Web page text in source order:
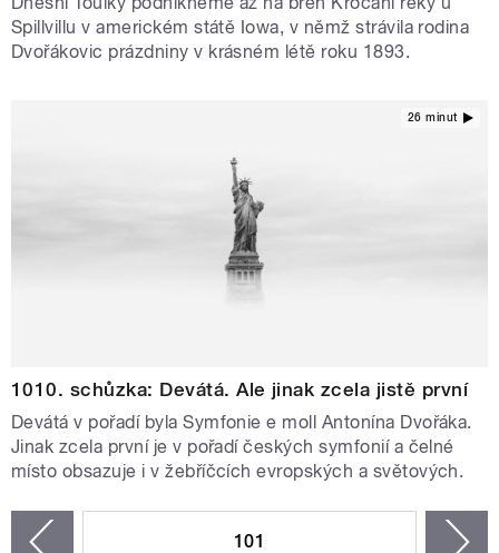
Spillvillu v americkém státě Iowa, v němž strávila rodina
Dvořákovic prázdniny v krásném létě roku 1893.
26 minut
1010. schůzka: Devátá. Ale jinak zcela jistě první
Devátá v pořadí byla Symfonie e moll Antonína Dvořáka.
Jinak zcela první je v pořadí českých symfonií a čelné
místo obsazuje i v žebříčcích evropských a světových.
101